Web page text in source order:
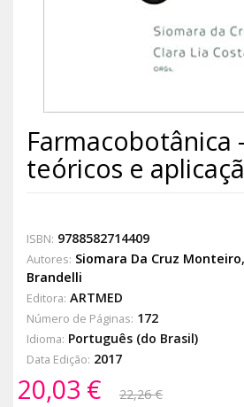
Farmacobotânica
teóricos e
ISBN: 9788582714409
Autores: Siomara Da Cruz Monteiro,
Brandelli
Editora: ARTMED
Número de Páginas: 172
Idioma: Português (do Brasil)
Data Edição: 2017
20,03 €
22,26 €